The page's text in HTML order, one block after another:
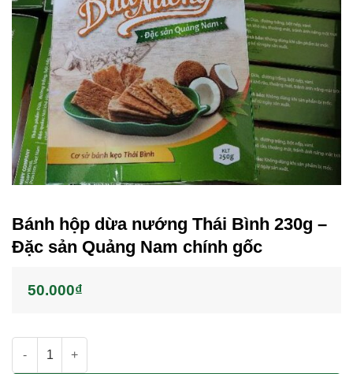
Bánh hộp dừa nướng Thái Bình 230g –
Đặc sản Quảng Nam chính gốc
50.000₫